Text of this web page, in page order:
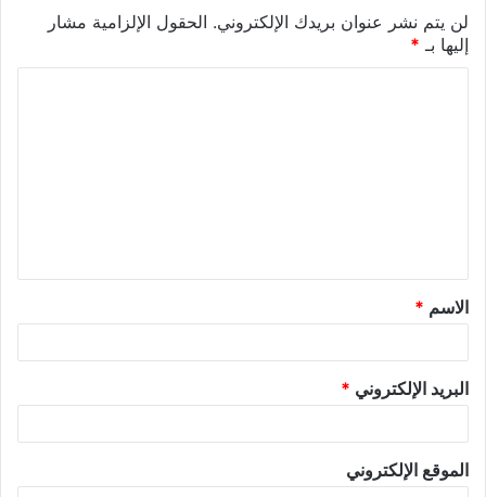
لن يتم نشر عنوان بريدك الإلكتروني. الحقول الإلزامية مشار
إليها بـ *
ق
*
الاسم *
البريد الإلكتروني *
الموقع الإلكتروني